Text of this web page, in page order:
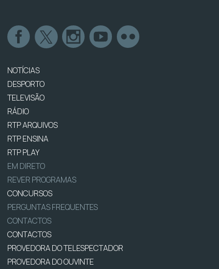
NOTÍCIAS
DESPORTO
TELEVISÃO
RÁDIO
RTP ARQUIVOS
RTP ENSINA
RTP PLAY
EM DIRETO
REVER PROGRAMAS
CONCURSOS
PERGUNTAS FREQUENTES
CONTACTOS
CONTACTOS
PROVEDORA DO TELESPECTADOR
PROVEDORA DO OUVINTE